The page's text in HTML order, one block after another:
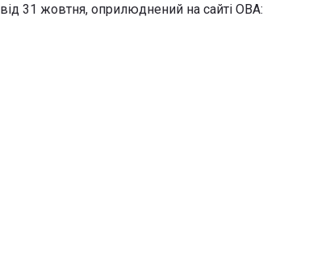
від 31 жовтня, оприлюднений на сайті ОВА: